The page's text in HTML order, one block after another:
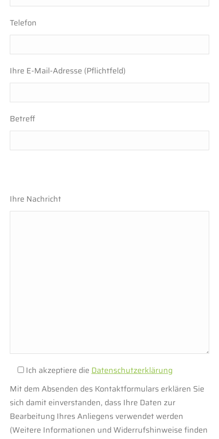
Telefon
Ihre E-Mail-Adresse (Pflichtfeld)
Betreff
Ihre Nachricht
Ich akzeptiere die Datenschutzerklärung
Mit dem Absenden des Kontaktformulars erklären Sie
sich damit einverstanden, dass Ihre Daten zur
Bearbeitung Ihres Anliegens verwendet werden
(Weitere Informationen und Widerrufshinweise finden